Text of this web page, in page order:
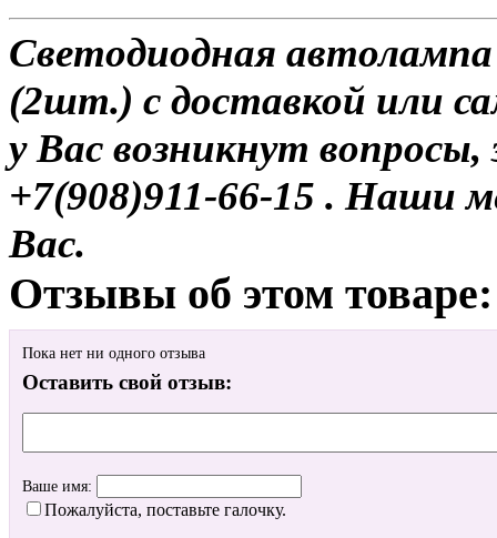
Светодиодная
(2шт.) с доставкой или
у Вас возникнут
+7(908)911-66-15 . Наши
Вас.
Отзывы об этом товаре:
Пока нет ни одного отзыва
Оставить свой отзыв:
Ваше имя:
Пожалуйста, поставьте галочку.